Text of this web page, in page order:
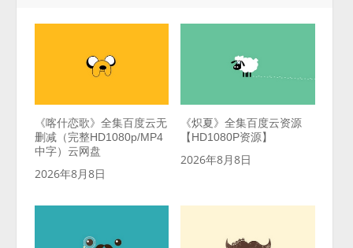
《喀什恋歌》全集百度云无
删减（完整HD1080p/MP4
中字）云网盘
2026年8月8日
《炽夏》全集百度云资源
【HD1080P资源】
2026年8月8日